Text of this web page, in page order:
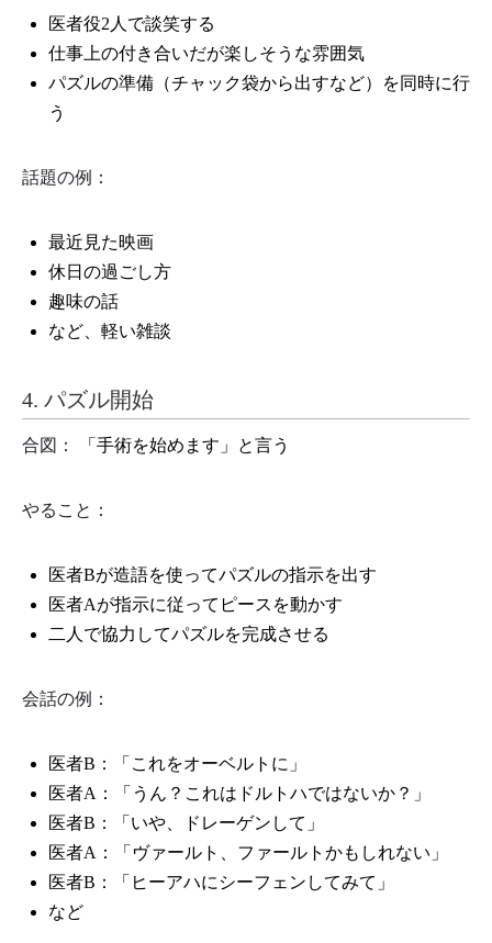
医者役2人で談笑する
仕事上の付き合いだが楽しそうな雰囲気
パズルの準備（チャック袋から出すなど）を同時に行
う
話題の例：
最近見た映画
休日の過ごし方
趣味の話
など、軽い雑談
4. パズル開始
合図： 「手術を始めます」と言う
やること：
医者Bが造語を使ってパズルの指示を出す
医者Aが指示に従ってピースを動かす
二人で協力してパズルを完成させる
会話の例：
医者B：「これをオーベルトに」
医者A：「うん？これはドルトハではないか？」
医者B：「いや、ドレーゲンして」
医者A：「ヴァールト、ファールトかもしれない」
医者B：「ヒーアハにシーフェンしてみて」
など